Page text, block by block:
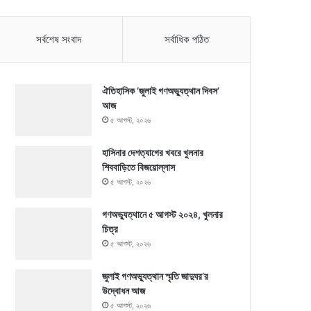
সর্বশেষ সংবাদ সর্বাধিক পঠিত
ঐতিহাসিক ‘জুলাই গণঅভ্যুত্থান দিবস’
আজ
৫ আগস্ট, ২০২৬
হাসিনার দেশত্যাগের খবরে খুলনার
শিববাড়িতে বিজয়োল্লাস
৫ আগস্ট, ২০২৬
গণঅভ্যুত্থানে ৫ আগস্ট ২০২৪, খুলনার
চিত্র
৫ আগস্ট, ২০২৬
জুলাই গণঅভ্যুত্থান স্মৃতি জাদুঘর’র
উদ্বোধন আজ
৫ আগস্ট, ২০২৬